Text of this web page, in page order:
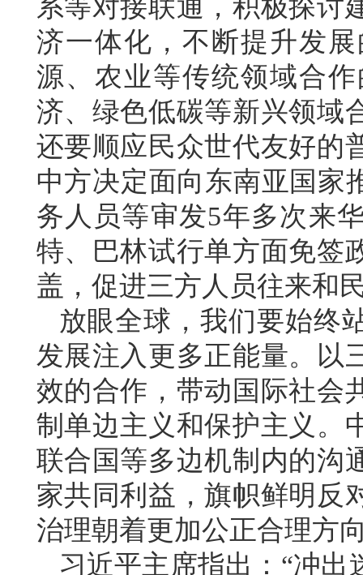
系等对接联通，积极探讨
济一体化，不断提升发
源、农业等传统领域合
济、绿色低碳等新兴领域
还要顺应民众世代友好的
中方决定面向东南亚国家
务人员等审发5年多次来
特、巴林试行单方面免签
盖，促进三方人员往来和
放眼全球，我们要始终
发展注入更多正能量。以
效的合作，带动国际社会
制单边主义和保护主义。
联合国等多边机制内的沟
家共同利益，旗帜鲜明反
治理朝着更加公正合理方
习近平主席指出：“冲